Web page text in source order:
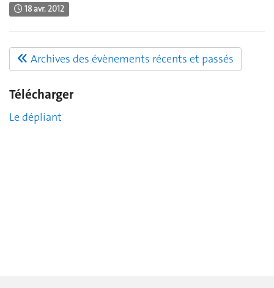
18 avr. 2012
Archives des évènements récents et passés
Télécharger
Le dépliant